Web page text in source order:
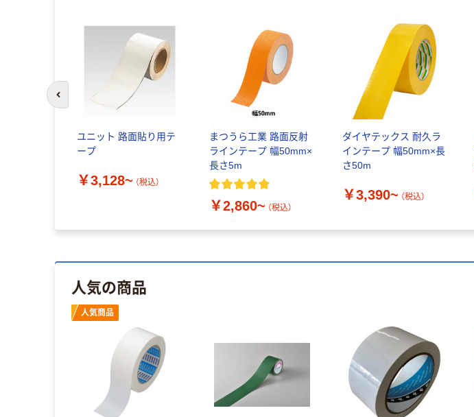
ユニット 路面貼り用テ
ープ
￥3,128~ （税込）
まつうら工業 路面反射
ラインテープ 幅50mm×
長さ5m
￥2,860~ （税込）
ダイヤテックス 耐久ラ
インテープ 幅50mm×長
さ50m
￥3,390~ （税込）
前のスライドへ
人気の商品
人気商品